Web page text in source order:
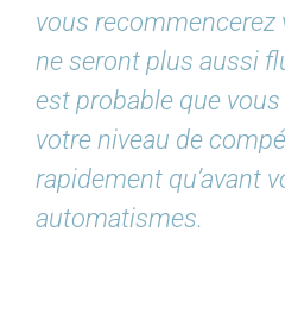
vous
ne seront plus aussi
est probable que
votre niveau de
rapidement qu’avant
automatismes.